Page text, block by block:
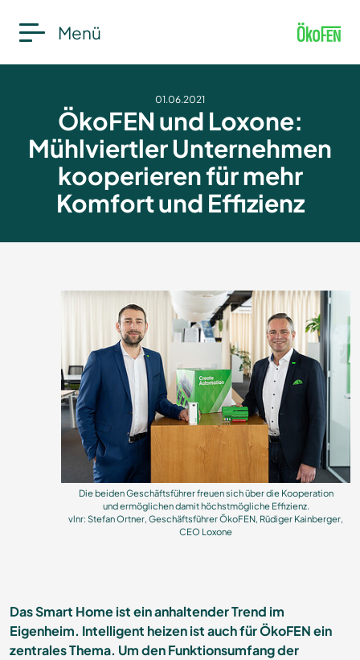
Menü
01.06.2021
ÖkoFEN und Loxone:
Mühlviertler Unternehmen
kooperieren für mehr
Komfort und Effizienz
Die beiden Geschäftsführer freuen sich über die Kooperation
und ermöglichen damit höchstmögliche Effizienz.
vlnr: Stefan Ortner, Geschäftsführer ÖkoFEN, Rüdiger Kainberger,
CEO Loxone
Das Smart Home ist ein anhaltender Trend im
Eigenheim. Intelligent heizen ist auch für ÖkoFEN ein
zentrales Thema. Um den Funktionsumfang der